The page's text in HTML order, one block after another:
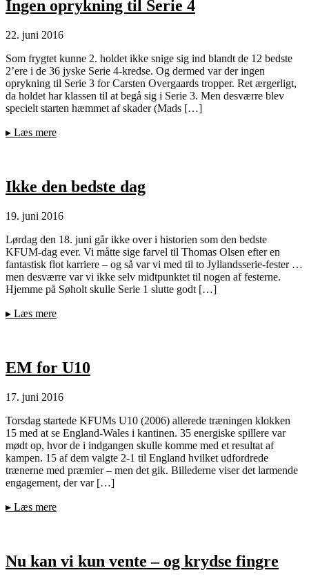
Ingen oprykning til Serie 4
22. juni 2016
Som frygtet kunne 2. holdet ikke snige sig ind blandt de 12 bedste
2’ere i de 36 jyske Serie 4-kredse. Og dermed var der ingen
oprykning til Serie 3 for Carsten Overgaards tropper. Ret ærgerligt,
da holdet har klassen til at begå sig i Serie 3. Men desværre blev
specielt starten hæmmet af skader (Mads […]
▸ Læs mere
Ikke den bedste dag
19. juni 2016
Lørdag den 18. juni går ikke over i historien som den bedste
KFUM-dag ever. Vi måtte sige farvel til Thomas Olsen efter en
fantastisk flot karriere – og så var vi med til to Jyllandsserie-fester …
men desværre var vi ikke selv midtpunktet til nogen af festerne.
Hjemme på Søholt skulle Serie 1 slutte godt […]
▸ Læs mere
EM for U10
17. juni 2016
Torsdag startede KFUMs U10 (2006) allerede træningen klokken
15 med at se England-Wales i kantinen. 35 energiske spillere var
mødt op, hvor de i indgangen skulle komme med et resultat af
kampen. 15 af dem valgte 2-1 til England hvilket udfordrede
trænerne med præmier – men det gik. Billederne viser det larmende
engagement, der var […]
▸ Læs mere
Nu kan vi kun vente – og krydse fingre